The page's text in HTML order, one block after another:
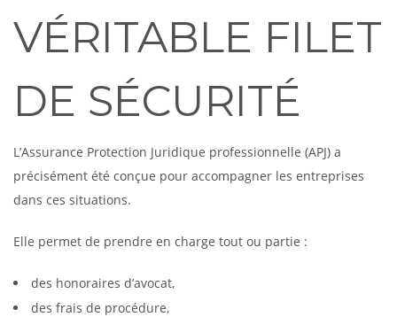
VÉRITABLE FILET
DE SÉCURITÉ
L’Assurance Protection Juridique professionnelle (APJ) a
précisément été conçue pour accompagner les entreprises
dans ces situations.
Elle permet de prendre en charge tout ou partie :
des honoraires d’avocat,
des frais de procédure,